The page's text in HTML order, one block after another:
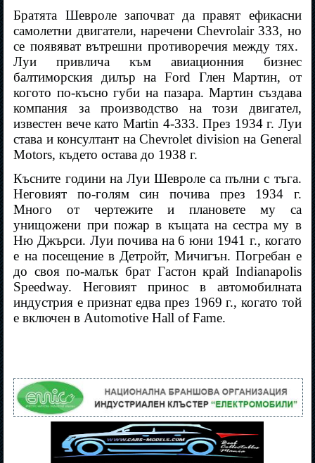
Братята Шевроле започват да правят ефикасни
самолетни двигатели, наречени Chevrolair 333, но
се появяват вътрешни противоречия между тях.
Луи привлича към авиационния бизнес
балтиморския дилър на Fоrd Глен Мартин, от
когото по-късно губи на пазара. Мартин създава
компания за производство на този двигател,
известен вече като Martin 4-333. През 1934 г. Луи
става и консултант на Chevrolet division на General
Motors, където остава до 1938 г.
Късните години на Луи Шевроле са пълни с тъга.
Неговият по-голям син почива през 1934 г.
Много от чертежите и плановете му са
унищожени при пожар в къщата на сестра му в
Ню Джърси. Луи почива на 6 юни 1941 г., когато
е на посещение в Детройт, Мичигън. Погребан е
до своя по-малък брат Гастон край Indianapolis
Speedway. Неговият принос в автомобилната
индустрия е признат едва през 1969 г., когато той
е включен в Automotive Hall of Fame.